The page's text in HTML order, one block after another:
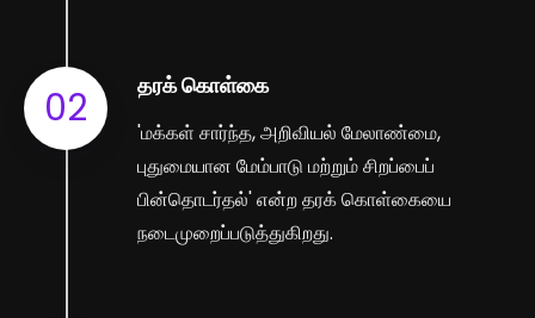
02 தரக் கொள்கை
'மக்கள் சார்ந்த, அறிவியல் மேலாண்மை,
புதுமையான மேம்பாடு மற்றும் சிறப்பைப்
பின்தொடர்தல்' என்ற தரக் கொள்கையை
நடைமுறைப்படுத்துகிறது.